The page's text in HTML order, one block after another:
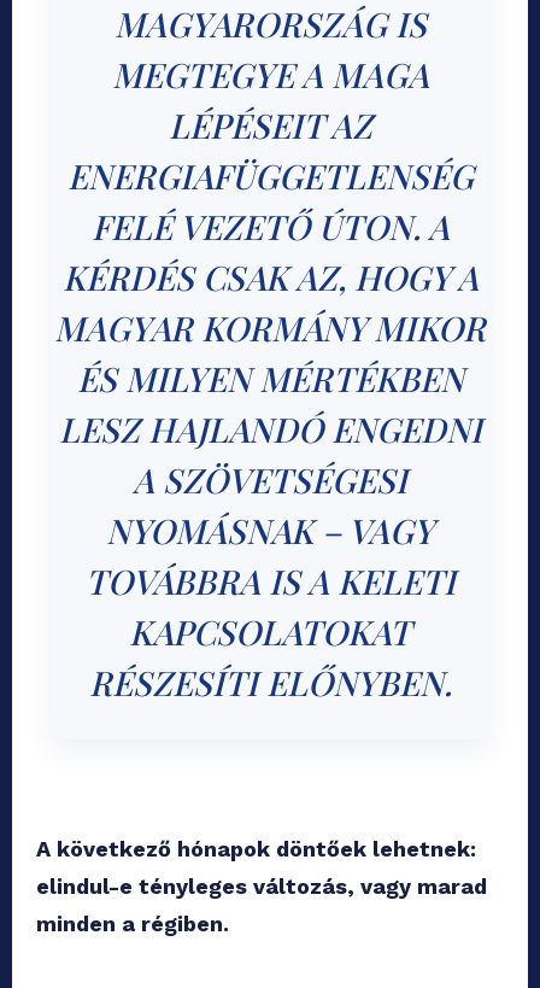
MAGYARORSZÁG IS
MEGTEGYE A MAGA
LÉPÉSEIT AZ
ENERGIAFÜGGETLENSÉG
FELÉ VEZETŐ ÚTON. A
KÉRDÉS CSAK AZ, HOGY A
MAGYAR KORMÁNY MIKOR
ÉS MILYEN MÉRTÉKBEN
LESZ HAJLANDÓ ENGEDNI
A SZÖVETSÉGESI
NYOMÁSNAK – VAGY
TOVÁBBRA IS A KELETI
KAPCSOLATOKAT
RÉSZESÍTI ELŐNYBEN.
A következő hónapok döntőek lehetnek:
elindul-e tényleges változás, vagy marad
minden a régiben.